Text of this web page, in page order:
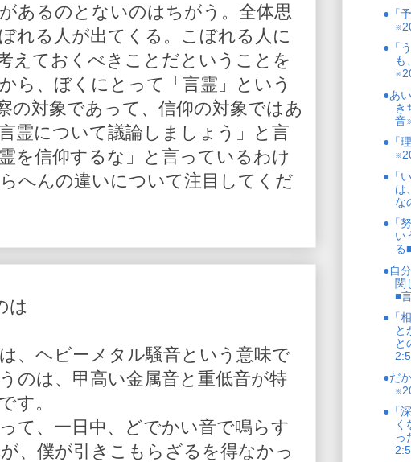
あるのとないのはちがう。全体思
れる人が出てくる。こぼれる人に
えておくべきことだということを
ら、ぼくにとって「言霊」という
の対象であって、信仰の対象ではあ
霊について議論しましょう」と言
を信仰するな」と言っているわけ
へんの違いについて注目してくだ
は
、ヘビーメタル騒音という意味で
のは、甲高い金属音と重低音が特
す。
て、一日中、どでかい音で鳴らす
、僕が引きこもらざるを得なかっ
●「
●「
も
●あ
き
音
●「
●「
は
な
●「
い
る
●自
関
■
●「
と
と
●だ
●「
く
っ